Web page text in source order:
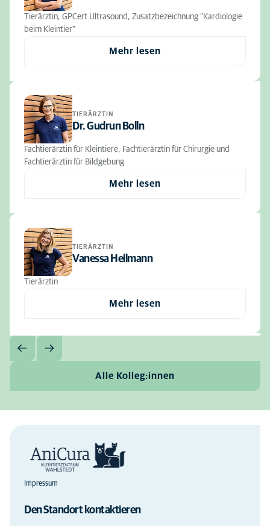
Tierärztin, GPCert Ultrasound, Zusatzbezeichnung "Kardiologie
beim Kleintier"
Mehr lesen
TIERÄRZTIN
Dr. Gudrun Bolln
Fachtierärztin für Kleintiere, Fachtierärztin für Chirurgie und
Fachtierärztin für Bildgebung
Mehr lesen
TIERÄRZTIN
Vanessa Hellmann
Tierärztin
Mehr lesen
Alle Kolleg:innen
Impressum
Den Standort kontaktieren